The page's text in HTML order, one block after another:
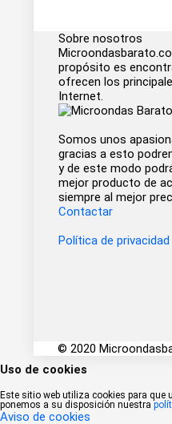
Sobre nosotros
propósito es
ofrecen los
Internet.
Somos unos
gracias a esto
y de este modo
mejor producto de
siempre al mejor
Contactar
Política de privacidad
© 2020
Uso de cookies
Este sitio web utiliza cookies para
ponemos a su disposición nuestra
Aviso de cookies